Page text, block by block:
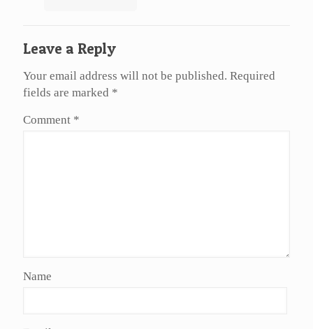
Leave a Reply
Your email address will not be published. Required
fields are marked *
Comment *
Name